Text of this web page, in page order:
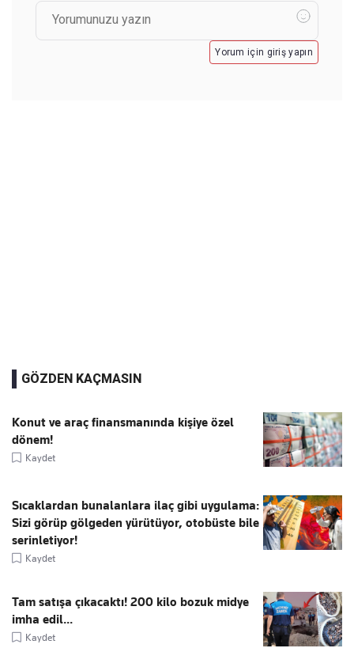
Yorum için giriş yapın
GÖZDEN KAÇMASIN
Konut ve araç finansmanında kişiye özel
dönem!
Kaydet
Sıcaklardan bunalanlara ilaç gibi uygulama:
Sizi görüp gölgeden yürütüyor, otobüste bile
serinletiyor!
Kaydet
Tam satışa çıkacaktı! 200 kilo bozuk midye
imha edil...
Kaydet